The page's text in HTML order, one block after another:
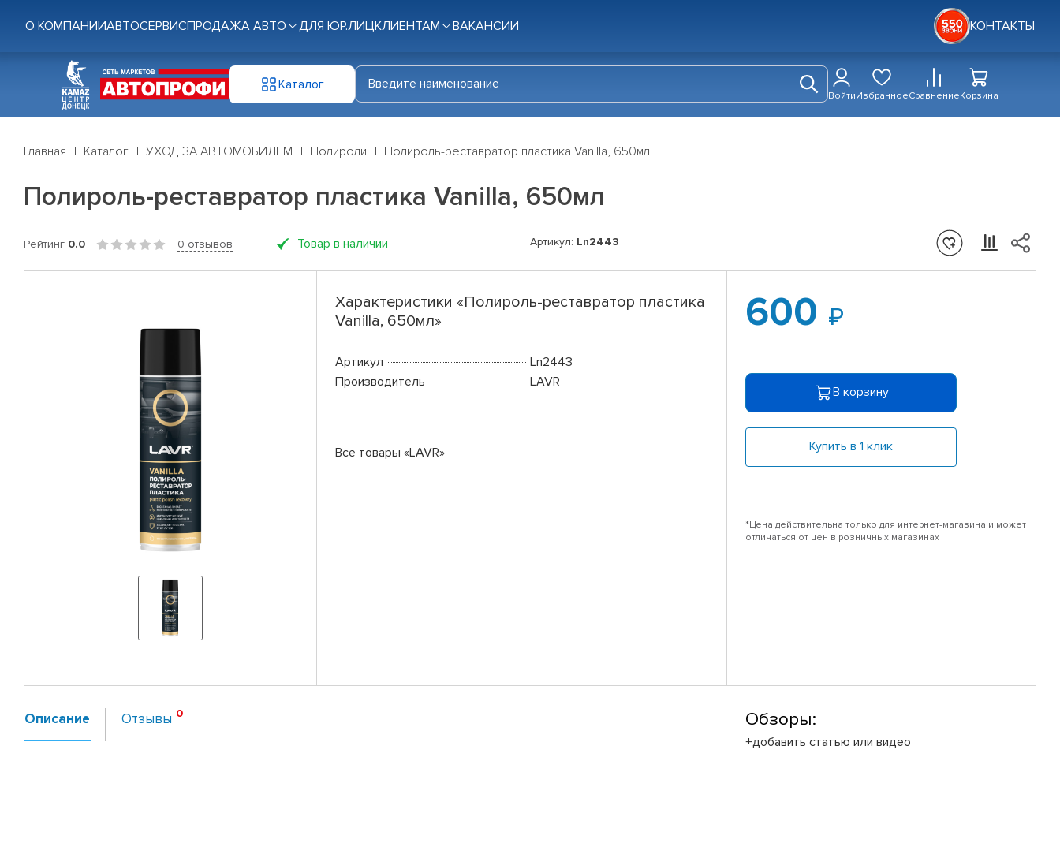
О КОМПАНИИАВТОСЕРВИСПРОДАЖА АВТО ДЛЯ ЮР.ЛИЦКЛИЕНТАМ ВАКАНСИИ КОНТАКТЫ
Каталог
ВойтиИзбранноеСравнениеКорзина
Главная Каталог УХОД ЗА АВТОМОБИЛЕМ Полироли Полироль-реставратор пластика Vanilla, 650мл
Полироль-реставратор пластика Vanilla, 650мл
Рейтинг 0.0 0 отзывов Товар в наличии Артикул: Ln2443
Характеристики «Полироль-реставратор пластика
Vanilla, 650мл»
Артикул
Ln2443
Производитель
LAVR
Все товары «LAVR»
600
В корзину
Купить в 1 клик
*Цена действительна только для интернет-магазина и может
отличаться от цен в розничных магазинах
Описание Отзывы Обзоры:
+добавить статью или видео